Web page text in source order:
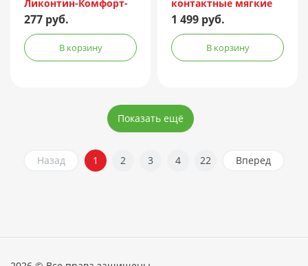
Ликонтин-Комфорт-
БИО 18мл
277 руб.
В корзину
контактные мягкие
корриг. (-2,00) №6
1 499 руб.
В корзину
Показать ещё
Назад 1 2 3 4 22 Вперед